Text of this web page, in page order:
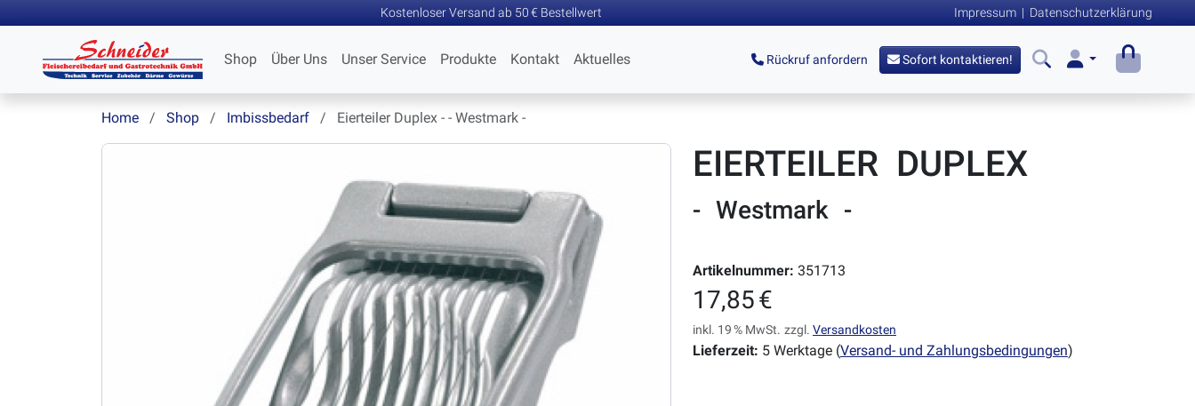
Kostenloser Versand ab 50 € Bestellwert Impressum | Datenschutzerklärung
Shop Über Uns Unser Service Produkte Kontakt Aktuelles Rückruf anfordern Sofort kontaktieren!
Home Shop Imbissbedarf Eierteiler Duplex - - Westmark -
EIERTEILER DUPLEX
- Westmark -
Artikelnummer: 351713
17,85 €
inkl. 19 % MwSt. zzgl. Versandkosten
Lieferzeit: 5 Werktage (Versand- und Zahlungsbedingungen)